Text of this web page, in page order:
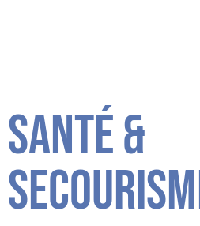
Santé &